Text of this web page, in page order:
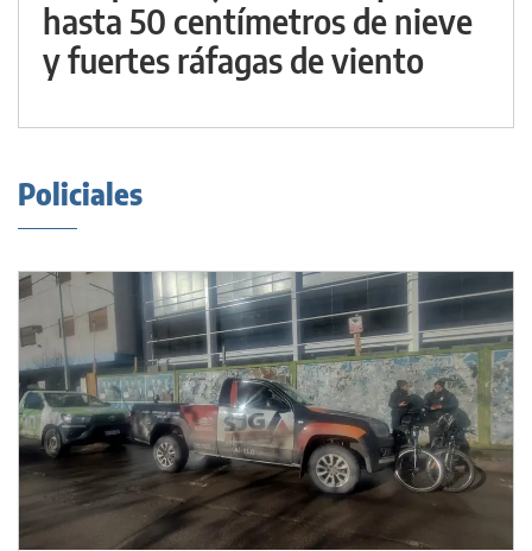
hasta 50 centímetros de nieve
y fuertes ráfagas de viento
Policiales